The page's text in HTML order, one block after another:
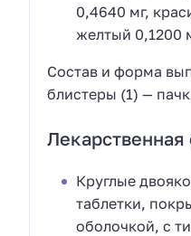
0,4640 мг,
желтый 0,1200
Состав и форма
блистеры (1) —
Круглые
таблетки,
оболочкой, с